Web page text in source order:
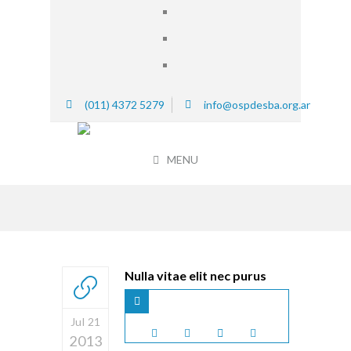
(011) 4372 5279 info@ospdesba.org.ar
MENU
Jul 21
2013
Nulla vitae elit nec purus